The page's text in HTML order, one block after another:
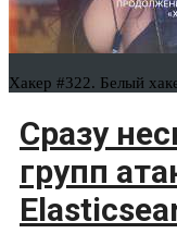
Хакер #322. Белый
Сразу
групп